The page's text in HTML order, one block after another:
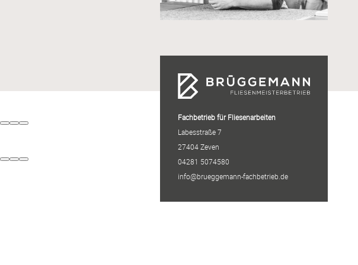
Fachbetrieb für Fliesenarbeiten
Labesstraße 7
27404 Zeven
04281 5074580
info@brueggemann-fachbetrieb.de